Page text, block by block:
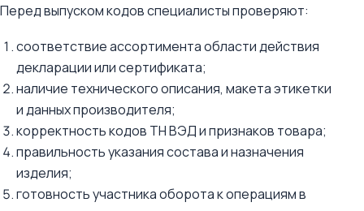
Перед выпуском кодов специалисты проверяют:
соответствие ассортимента области действия
декларации или сертификата;
наличие технического описания, макета этикетки
и данных производителя;
корректность кодов ТН ВЭД и признаков товара;
правильность указания состава и назначения
изделия;
готовность участника оборота к операциям в